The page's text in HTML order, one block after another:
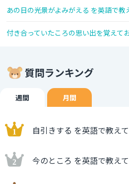
あの日の光景がよみがえる を英語で教
付き合っていたころの思い出を覚えて
質問ランキング
週間 月間
自引きする を英語で教え
今のところ を英語で教え